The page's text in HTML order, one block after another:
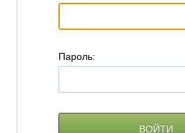
Пароль: